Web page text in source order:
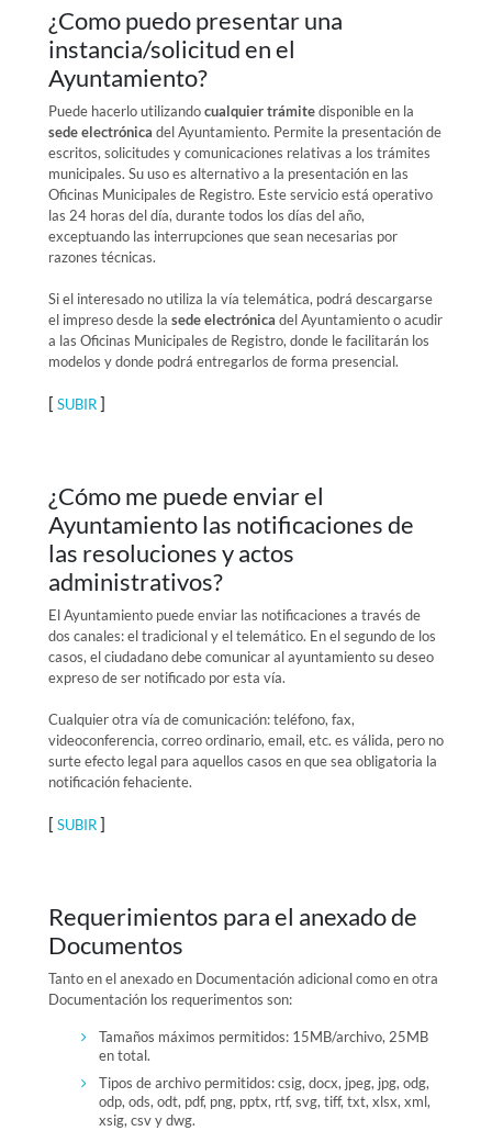
¿Como puedo presentar una
instancia/solicitud en el
Ayuntamiento?
Puede hacerlo utilizandocualquier trámitedisponible en la
sede electrónica del Ayuntamiento. Permite la presentación de
escritos, solicitudes y comunicaciones relativas a los trámites
municipales. Su uso es alternativo a la presentación en las
Oficinas Municipales de Registro. Este servicio está operativo
las 24 horas del día, durante todos los días del año,
exceptuando las interrupciones que sean necesarias por
razones técnicas.
Si el interesado no utiliza la vía telemática, podrá descargarse
el impreso desde la sede electrónica del Ayuntamiento o acudir
a las Oficinas Municipales de Registro, donde le facilitarán los
modelos y donde podrá entregarlos de forma presencial.
[ SUBIR]
¿Cómo me puede enviar el
Ayuntamiento las notificaciones de
las resoluciones y actos
administrativos?
El Ayuntamiento puede enviar las notificaciones a través de
dos canales: el tradicional y el telemático. En el segundo de los
casos, el ciudadano debe comunicar al ayuntamiento su deseo
expreso de ser notificado por esta vía.
Cualquier otra vía de comunicación: teléfono, fax,
videoconferencia, correo ordinario, email, etc. es válida, pero no
surte efecto legal para aquellos casos en que sea obligatoria la
notificación fehaciente.
[ SUBIR]
Requerimientos para el anexado de
Documentos
Tanto en el anexado en Documentación adicional como en otra
Documentación los requerimentos son:
Tamaños máximos permitidos: 15MB/archivo, 25MB
en total.
Tipos de archivo permitidos: csig, docx, jpeg, jpg, odg,
odp, ods, odt, pdf, png, pptx, rtf, svg, tiff, txt, xlsx, xml,
xsig, csv y dwg.